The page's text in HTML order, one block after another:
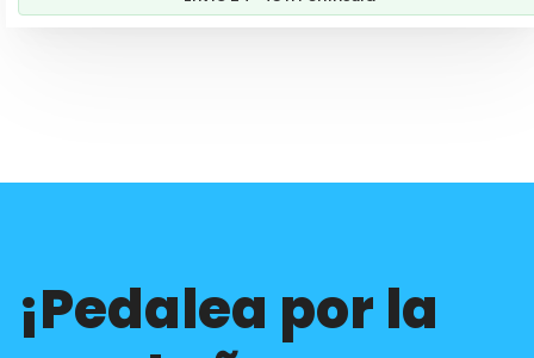
110,80€.109,00€.
¡Pedalea por la